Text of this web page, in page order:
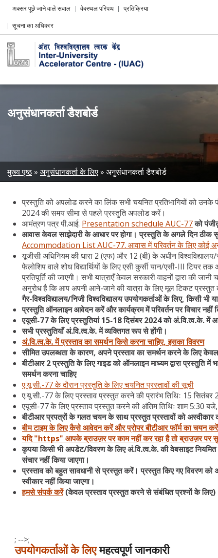
Header
menu
अक्सर पूछे जाने वाले सवाल वेबस्थल परिपथ
प्रतिक्रिया
सूचना का अधिकार
अनुसंधानकर्ता डैशबोर्ड
Breadcrumb
मुख्य पृष्ठ अनुसंधानकर्ता के लिए अनुसंधानकर्ता डैशबोर्ड
प्रस्तुति को अपलोड करने का लिंक सभी चयनित प्रतिभागियों को
2024 की समय सीमा से पहले प्रस्तुति अपलोड करें।
आमंत्रण पत्र पी.आई. Presentation schedule AUC-77को
आवास केवल साझेदारी के आधार पर होगा। प्रस्तुति के अगले दिन
Accommodation List AUC-77. आवास में परिवर्तन के लिए कोई
यूजीसी अधिनियम की धारा 2 (एफ) और 12 (बी) के अधीन
फेलोशिप वाले शोध विद्यार्थियों के लिए एसी कुर्सी यान/एसी-III टियर
प्रतिपूर्ति की जाएगी। सभी यात्राएँ केवल सरकारी वाहनों द्वारा की
अनुरोध है कि आप अपनी आने-जाने की यात्रा के लिए मूल टिकट प्रस्तुत
गैर-विश्वविद्यालय/निजी विश्वविद्यालय उपयोगकर्ताओं के लिए, किसी भी
प्रस्तुति ऑनलाइन आवेदन करें और कार्यक्रम में परिवर्तन पर विचार नहीं
एयूसी-77 के लिए प्रस्तुतियां 15-18 दिसंबर 2024 को अं.वि.त्व.के. में
सभी प्रस्तुतियाँ अं.वि.त्व.के. में व्यक्तिगत रूप से होंगी।
अं.वि.त्व.के. में प्रस्ताव का समर्थन किसे करना चाहिए, इसका विवरण
सीमित उपलब्धता के कारण, अपने प्रस्ताव का समर्थन करने के लिए केवल
बीटीआर 2 प्रस्तुति के लिए गाइड को ऑनलाइन माध्यम द्वारा प्रस्तुति में
समर्थन करना चाहिए
ए.यू.सी.-77 के दौरान प्रस्तुति के लिए चयनित प्रस्तावों की सूची
ए.यू.सी.-77 के लिए प्रस्ताव प्रस्तुत करने की प्रारंभ तिथिः 15
एयूसी-77 के लिए प्रस्ताव प्रस्तुत करने की अंतिम तिथिः शाम 5:30
बीटीआर प्रपत्रों के गलत चयन के साथ प्रस्तुत प्रस्तावों को अस्वीकार
बीम टाइम के लिए कैसे आवेदन करें और प्रोपर बीटीआर फॉर्म का चयन करें
यदि "https" आपके ब्राउज़र पर काम नहीं कर रहा है तो ब्राउज़र
कृपया किसी भी अपडेट/विवरण के लिए अं.वि.त्व.के. की वेबसाइट
संचार नहीं किया जाएगा।
प्रस्ताव को बहुत सावधानी से प्रस्तुत करें। प्रस्तुत किए गए विवरण को
स्वीकार नहीं किया जाएगा।
हमसे संपर्क करें(केवल प्रस्ताव प्रस्तुत करने से संबंधित प्रश्नों के लिए)
; -->;
उपयोगकर्ताओं के लिएमहत्वपूर्ण जानकारी